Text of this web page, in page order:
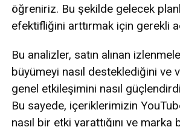
öğreniriz. Bu şekilde gelecek
efektifliğini arttırmak için gerekli
Bu analizler, satın alınan
büyümeyi nasıl desteklediğini ve
genel etkileşimini nasıl
Bu sayede, içeriklerimizin
nasıl bir etki yarattığını ve